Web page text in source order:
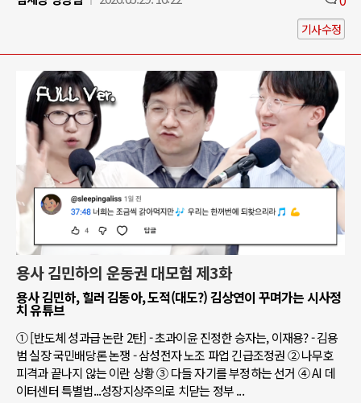
기사수정
용사 김민하의 운동권 대모험 제3화
용사 김민하, 힐러 김동아, 도적(대도?) 김상연이 꾸며가는 시사정
치 유튜브
① [반도체 성과급 논란 2탄] - 초과이윤 진정한 승자는, 이재용? - 김용
범 실장 국민배당론 논쟁 - 삼성전자 노조 파업 긴급조정권 ② 나무호
피격과 끝나지 않는 이란 상황 ③ 다들 자기를 부정하는 선거 ④ AI 데
이터센터 특별법...성장지상주의로 치닫는 정부 ...